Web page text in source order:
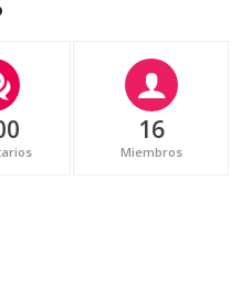
16
Miembros